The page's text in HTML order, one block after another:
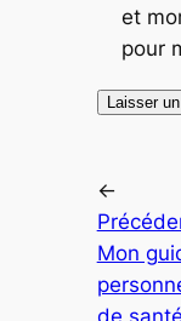
et
pour
←
Mon